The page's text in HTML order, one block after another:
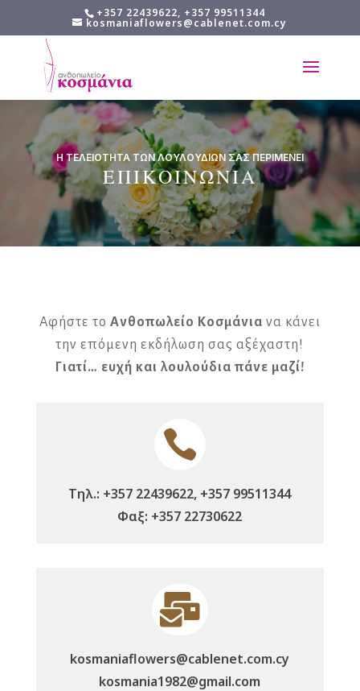
+357 22439622, +357 99511344
kosmaniaflowers@cablenet.com.cy
Η ΤΕΛΕΙΟΤΗΤΑ ΤΩΝ ΛΟΥΛΟΥΔΙΩΝ ΣΑΣ ΠΕΡΙΜΕΝΕΙ
ΕΠΙΚΟΙΝΩΝΙΑ
Αφήστε το Ανθοπωλείο Κοσμάνια να κάνει
την επόμενη εκδήλωση σας αξέχαστη!
Γιατί… ευχή και λουλούδια πάνε μαζί!

Τηλ.: +357 22439622, +357 99511344
Φαξ: +357 22730622

kosmaniaflowers@cablenet.com.cy
kosmania1982@gmail.com